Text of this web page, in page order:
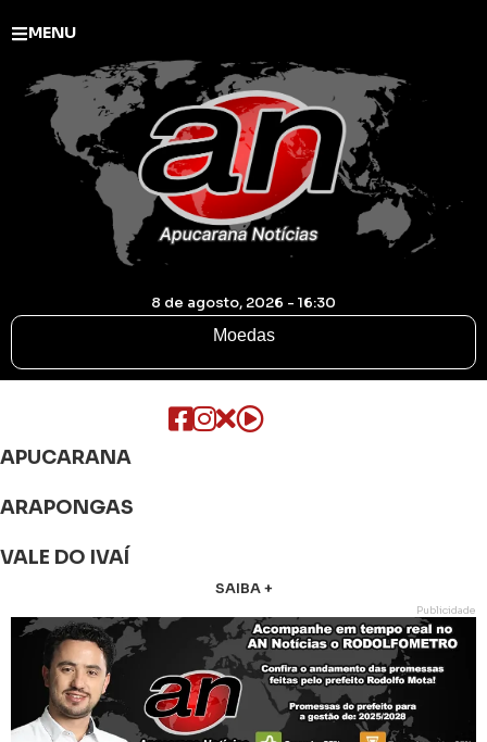
MENU
8 de agosto, 2026 - 16:30
Moedas
APUCARANA
ARAPONGAS
VALE DO IVAÍ
SAIBA +
Publicidade